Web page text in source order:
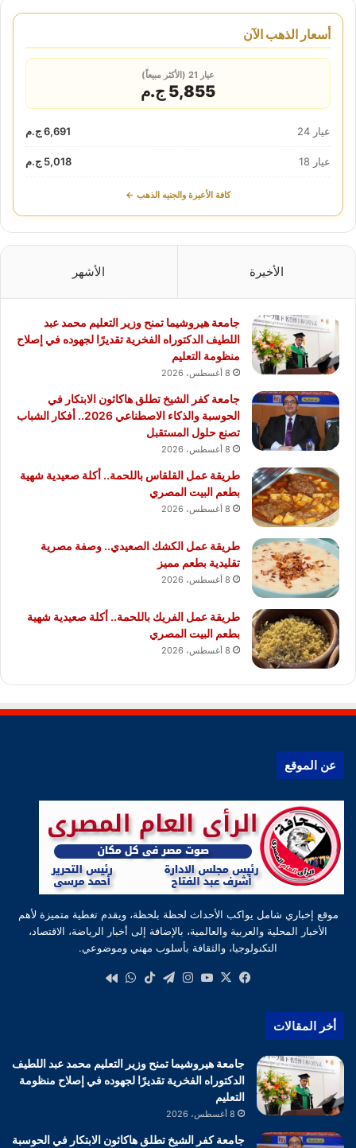
أسعار الذهب الآن
عيار 21 (الأكثر مبيعاً)
5,855 ج.م
عيار 24 6,691 ج.م
عيار 18 5,018 ج.م
كافة الأعيرة والجنيه الذهب ←
الأخيرة الأشهر
جامعة هيروشيما تمنح وزير التعليم محمد عبد
اللطيف الدكتوراه الفخرية تقديرًا لجهوده في إصلاح
منظومة التعليم
8 أغسطس، 2026
جامعة كفر الشيخ تطلق هاكاثون الابتكار في
الحوسبة والذكاء الاصطناعي 2026.. أفكار الشباب
تصنع حلول المستقبل
8 أغسطس، 2026
طريقة عمل القلقاس باللحمة.. أكلة صعيدية شهية
بطعم البيت المصري
8 أغسطس، 2026
طريقة عمل الكشك الصعيدي.. وصفة مصرية
تقليدية بطعم مميز
8 أغسطس، 2026
طريقة عمل الفريك باللحمة.. أكلة صعيدية شهية
بطعم البيت المصري
8 أغسطس، 2026
عن الموقع
موقع إخباري شامل يواكب الأحداث لحظة بلحظة، ويقدم تغطية متميزة لأهم
الأخبار المحلية والعربية والعالمية، بالإضافة إلى أخبار الرياضة، الاقتصاد،
التكنولوجيا، والثقافة بأسلوب مهني وموضوعي.
فيسبوك
‫X
‫YouTube
انستقرام
تيلقرام‫TikTokواتساب
أخر المقالات
جامعة هيروشيما تمنح وزير التعليم محمد عبد اللطيف
الدكتوراه الفخرية تقديرًا لجهوده في إصلاح منظومة
التعليم
8 أغسطس، 2026
جامعة كفر الشيخ تطلق هاكاثون الابتكار في الحوسبة